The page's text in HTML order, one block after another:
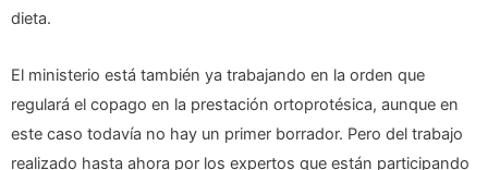
dieta.
El ministerio está también ya trabajando en la orden que
regulará el copago en la prestación ortoprotésica, aunque en
este caso todavía no hay un primer borrador. Pero del trabajo
realizado hasta ahora por los expertos que están participando